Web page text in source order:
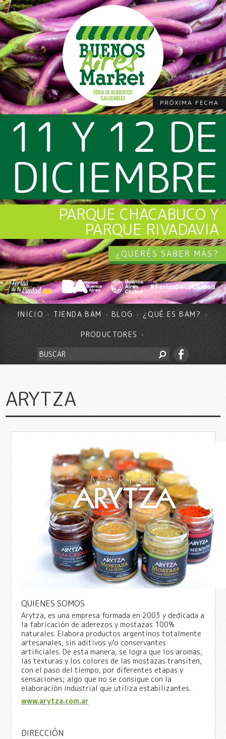
PRÓXIMA FECHA
11 Y 12 DE
DICIEMBRE
PARQUE CHACABUCO Y
PARQUE RIVADAVIA
¿QUERÉS SABER MÁS?
INICIO TIENDA BAM BLOG ¿QUÉ ES BAM?
PRODUCTORES
ARYTZA
QUIENES SOMOS
Arytza, es una empresa formada en 2003 y dedicada a
la fabricación de aderezos y mostazas 100%
naturales. Elabora productos argentinos totalmente
artesanales, sin aditivos y/o conservantes
artificiales. De esta manera, se logra que los aromas,
las texturas y los colores de las mostazas transiten,
con el paso del tiempo, por diferentes etapas y
sensaciones; algo que no se consigue con la
elaboración industrial que utiliza estabilizantes.
www.arytza.com.ar
DIRECCIÓN